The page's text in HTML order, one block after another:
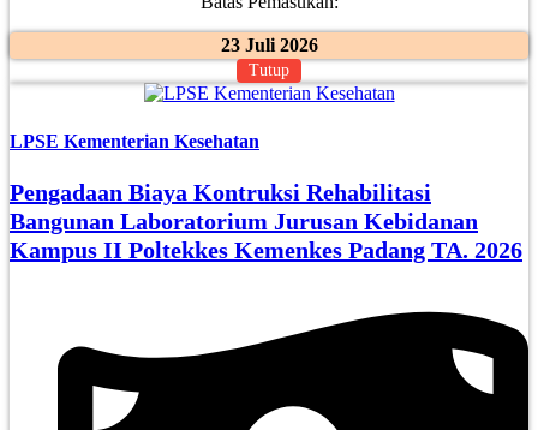
23 Juli 2026
Tutup
LPSE Kementerian Kesehatan
Pengadaan Biaya Kontruksi Rehabilitasi
Bangunan Laboratorium Jurusan Kebidanan
Kampus II Poltekkes Kemenkes Padang TA. 2026